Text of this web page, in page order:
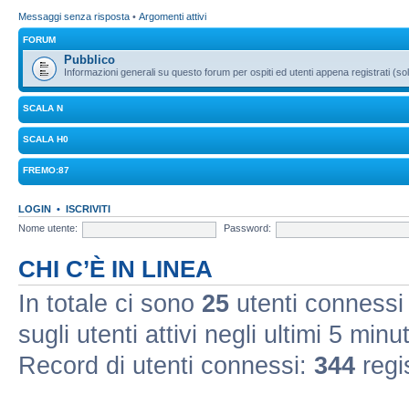
Messaggi senza risposta • Argomenti attivi
FORUM
Pubblico
Informazioni generali su questo forum per ospiti ed utenti appena registrati
SCALA N
SCALA H0
FREMO:87
LOGIN • ISCRIVITI
Nome utente:
Password:
CHI C’È IN LINEA
In totale ci sono 25 utenti
sugli utenti attivi negli ultimi 5
Record di utenti connessi: 344